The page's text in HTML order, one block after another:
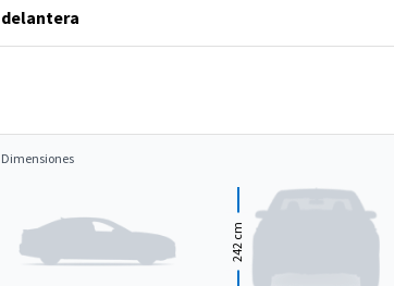
delantera
Dimensiones
242
cm